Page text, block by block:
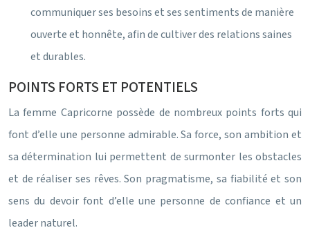
communiquer ses besoins et ses sentiments de manière
ouverte et honnête, afin de cultiver des relations saines
et durables.
POINTS FORTS ET POTENTIELS
La femme Capricorne possède de nombreux points forts qui
font d’elle une personne admirable. Sa force, son ambition et
sa détermination lui permettent de surmonter les obstacles
et de réaliser ses rêves. Son pragmatisme, sa fiabilité et son
sens du devoir font d’elle une personne de confiance et un
leader naturel.